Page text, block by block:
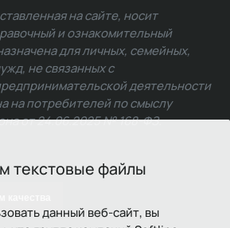
текстовые файлы
данный веб-сайт, вы
качества
на сайте, носит
и ознакомительный
для личных, семейных,
не связанных с
деятельности
на потребителей по смыслу
от 24.06.2025 № 168-ФЗ.